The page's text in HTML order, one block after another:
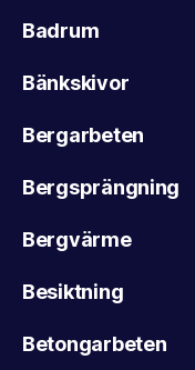
Badrum
Bänkskivor
Bergarbeten
Bergsprängning
Bergvärme
Besiktning
Betongarbeten